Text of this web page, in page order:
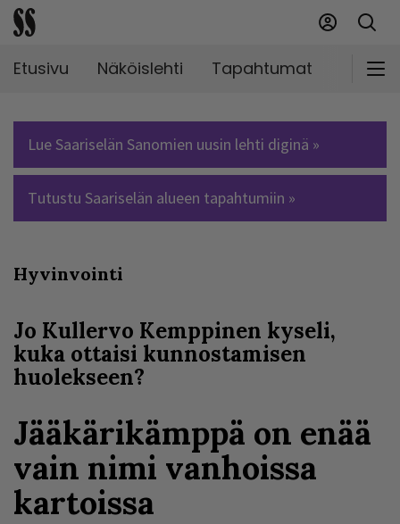
Etusivu Näköislehti Tapahtumat
Lue Saariselän Sanomien uusin lehti diginä »
Tutustu Saariselän alueen tapahtumiin »
Hyvinvointi
Jo Kullervo Kemppinen kyseli,
kuka ottaisi kunnostamisen
huolekseen?
Jääkärikämppä on enää
vain nimi vanhoissa
kartoissa